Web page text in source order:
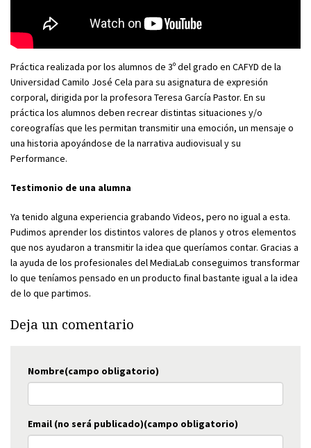
Práctica realizada por los alumnos de 3º del grado en CAFYD de la
Universidad Camilo José Cela para su asignatura de expresión
corporal, dirigida por la profesora Teresa García Pastor. En su
práctica los alumnos deben recrear distintas situaciones y/o
coreografías que les permitan transmitir una emoción, un mensaje o
una historia apoyándose de la narrativa audiovisual y su
Performance.
Testimonio de una alumna
Ya tenido alguna experiencia grabando Videos, pero no igual a esta.
Pudimos aprender los distintos valores de planos y otros elementos
que nos ayudaron a transmitir la idea que queríamos contar. Gracias a
la ayuda de los profesionales del MediaLab conseguimos transformar
lo que teníamos pensado en un producto final bastante igual a la idea
de lo que partimos.
Deja un comentario
Nombre(campo obligatorio)
Email (no será publicado)(campo obligatorio)